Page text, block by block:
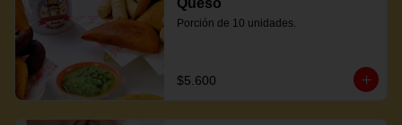
Queso
Porción de 10 unidades.
$5.600